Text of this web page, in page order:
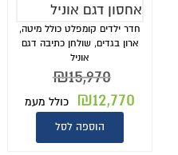
חדר ילדים קומפלט כולל מיטה,
ארון בגדים, שולחן כתיבה דגם
אוניל
₪15,970
₪12,770 כולל מעמ
הוספה לסל